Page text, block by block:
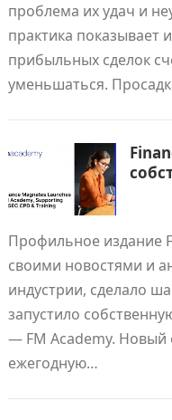
проблема их удач и
практика показывает
прибыльных сделок
уменьшаться.
Профильное издание
своими новостями и
индустрии, сделало
запустило
— FM Academy. Новый
ежегодную…